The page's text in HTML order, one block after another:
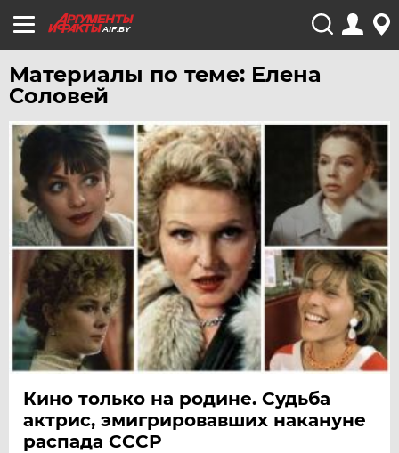
AIF.BY
Материалы по теме: Елена
Соловей
Кино только на родине. Судьба
актрис, эмигрировавших накануне
распада СССР